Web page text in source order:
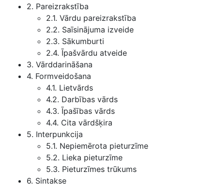
2. Pareizrakstība
2.1. Vārdu pareizrakstība
2.2. Saīsinājuma izveide
2.3. Sākumburti
2.4. Īpašvārdu atveide
3. Vārddarināšana
4. Formveidošana
4.1. Lietvārds
4.2. Darbības vārds
4.3. Īpašības vārds
4.4. Cita vārdšķira
5. Interpunkcija
5.1. Nepiemērota pieturzīme
5.2. Lieka pieturzīme
5.3. Pieturzīmes trūkums
6. Sintakse